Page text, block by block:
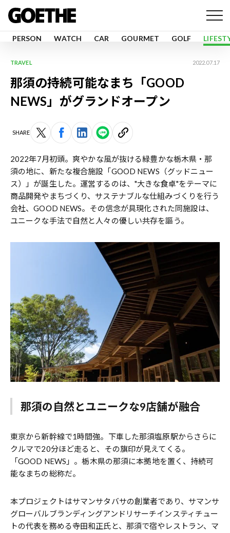
PERSON WATCH CAR GOURMET GOLF
TRAVEL 2022.07.17
那須の持続可能なまち「GOOD
NEWS」がグランドオープン
SHARE
2022年7月初頭。爽やかな風が抜ける緑豊かな栃木県・那
須の地に、新たな複合施設「GOOD NEWS（グッドニュー
ス）」が誕生した。運営するのは、"大きな食卓"をテーマに
商品開発やまちづくり、サステナブルな仕組みづくりを行う
会社、GOOD NEWS。その信念が具現化された同施設は、
ユニークな手法で自然と人々の優しい共存を謳う。
那須の自然とユニークな9店舗が融合
東京から新幹線で1時間強。下車した那須塩原駅からさらに
クルマで20分ほど走ると、その旗印が見えてくる。
「GOOD NEWS」。栃木県の那須に本拠地を置く、持続可
能なまちの総称だ。
本プロジェクトはサマンサタバサの創業者であり、サマンサ
グローバルブランディングアンドリサーチインスティチュー
トの代表を務める寺田和正氏と、那須で宿やレストラン、マ